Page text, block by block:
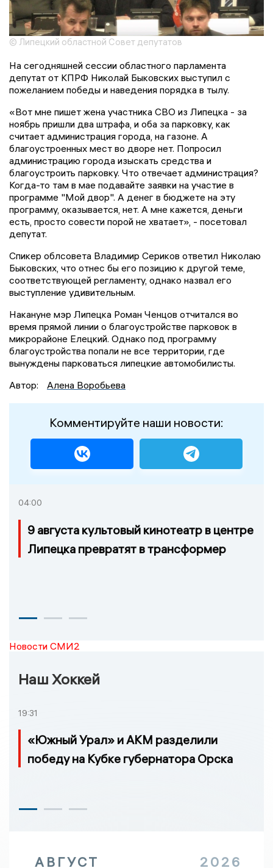
© Липецкий областной Совет депутатов
На сегодняшней сессии областного парламента
депутат от КПРФ Николай Быковских выступил с
пожеланием победы и наведения порядка в тылу.
«Вот мне пишет жена участника СВО из Липецка - за
ноябрь пришли два штрафа, и оба за парковку, как
считает администрация города, на газоне. А
благоустроенных мест во дворе нет. Попросил
администрацию города изыскать средства и
благоустроить парковку. Что отвечает администрация?
Когда-то там в мае подавайте заявки на участие в
программе "Мой двор". А денег в бюджете на эту
программу, оказывается, нет. А мне кажется, деньги
есть, просто совести порой не хватает», - посетовал
депутат.
Спикер облсовета Владимир Сериков ответил Николаю
Быковских, что отнес бы его позицию к другой теме,
соответствующей регламенту, однако назвал его
выступление удивительным.
Накануне мэр Липецка Роман Ченцов отчитался во
время прямой линии о благоустройстве парковок в
микрорайоне Елецкий. Однако под программу
благоустройства попали не все территории, где
вынуждены парковаться липецкие автомобилисты.
Автор:
Алена Воробьева
Комментируйте наши новости:
04:00
9 августа культовый кинотеатр в центре
Липецка превратят в трансформер
Новости СМИ2
Наш Хоккей
19:31
«Южный Урал» и АКМ разделили
победу на Кубке губернатора Орска
АВГУСТ 2026